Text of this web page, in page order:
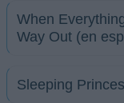
When
Way Out (en
Sleeping